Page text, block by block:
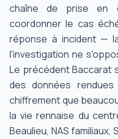
chaîne de prise en
coordonner le cas
réponse à incident —
l'investigation ne
Le précédent Baccarat
des données
chiffrement que
la vie rennaise du
Beaulieu, NAS